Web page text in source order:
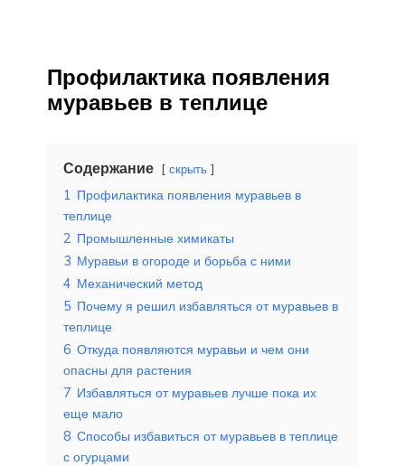
Профилактика появления
муравьев в теплице
Содержание скрыть
1 Профилактика появления муравьев в
теплице
2 Промышленные химикаты
3 Муравьи в огороде и борьба с ними
4 Механический метод
5 Почему я решил избавляться от муравьев в
теплице
6 Откуда появляются муравьи и чем они
опасны для растения
7 Избавляться от муравьев лучше пока их
еще мало
8 Способы избавиться от муравьев в теплице
с огурцами